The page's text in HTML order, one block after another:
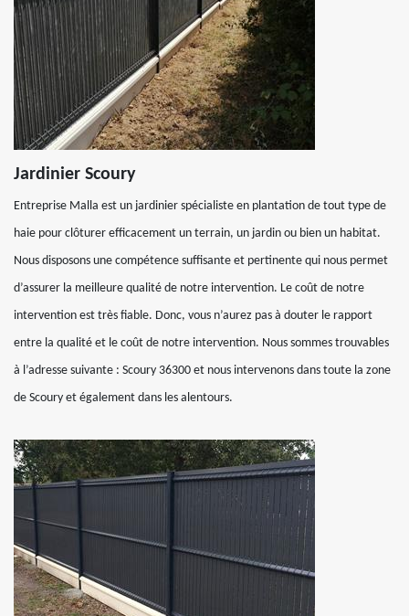
Jardinier Scoury
Entreprise Malla est un jardinier spécialiste en plantation de tout type de
haie pour clôturer efficacement un terrain, un jardin ou bien un habitat.
Nous disposons une compétence suffisante et pertinente qui nous permet
d’assurer la meilleure qualité de notre intervention. Le coût de notre
intervention est très fiable. Donc, vous n’aurez pas à douter le rapport
entre la qualité et le coût de notre intervention. Nous sommes trouvables
à l’adresse suivante : Scoury 36300 et nous intervenons dans toute la zone
de Scoury et également dans les alentours.